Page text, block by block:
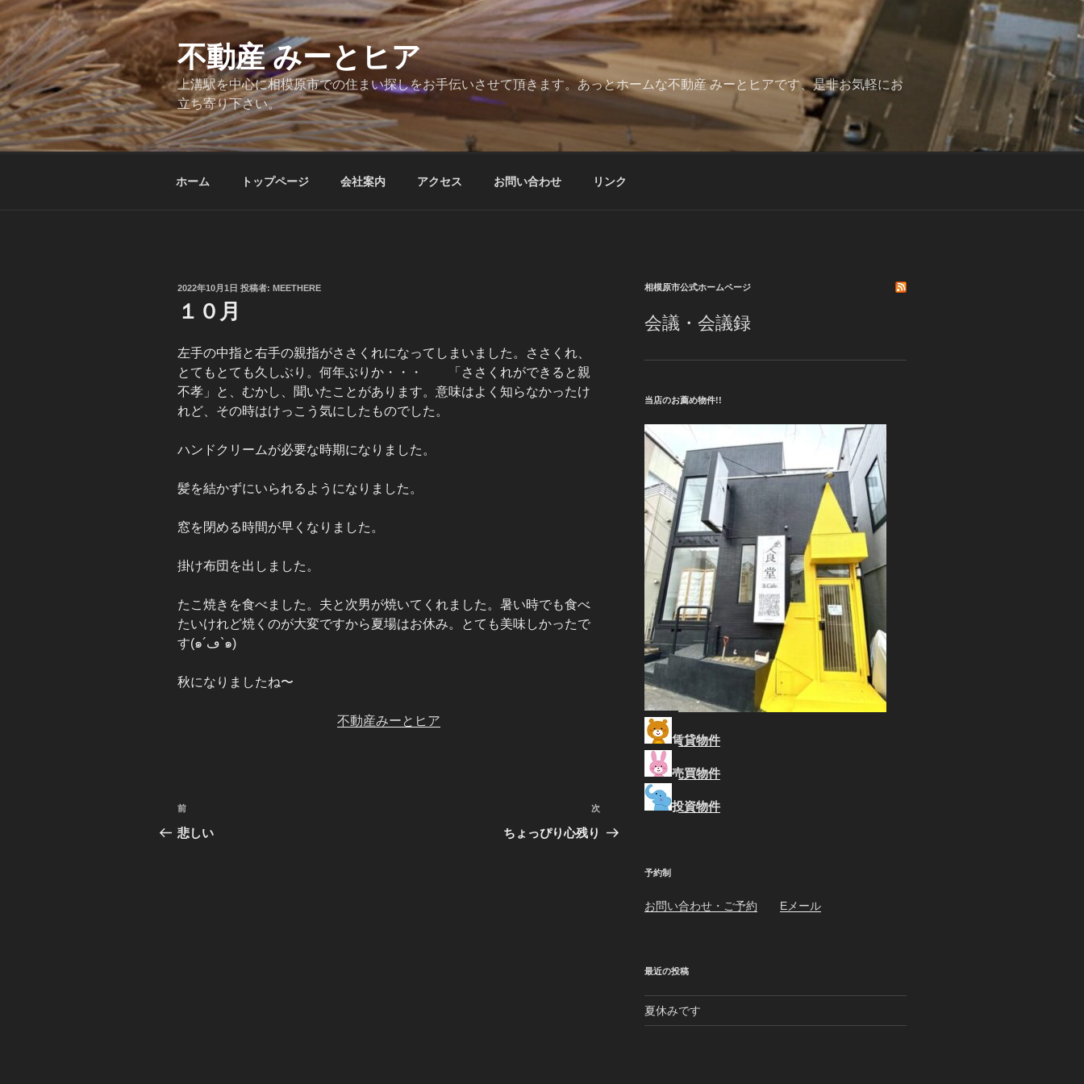
コ
ン
テ
ン
ツ
へ
ス
キ
不動産 みーとヒア
上溝駅を中心に相模原市での住まい探しをお手伝いさせて頂きます。あっとホームな不動産 みーとヒアです、是非お気軽にお
立ち寄り下さい。
ホーム トップページ 会社案内 アクセス お問い合わせ リンク
投
日:
2022年10月1日 投稿者: MEETHERE
１０月
左手の中指と右手の親指がささくれになってしまいました。ささくれ、
とてもとても久しぶり。何年ぶりか・・・ 「ささくれができると親
不孝」と、むかし、聞いたことがあります。意味はよく知らなかったけ
れど、その時はけっこう気にしたものでした。
ハンドクリームが必要な時期になりました。
髪を結かずにいられるようになりました。
窓を閉める時間が早くなりました。
掛け布団を出しました。
たこ焼きを食べました。夫と次男が焼いてくれました。暑い時でも食べ
たいけれど焼くのが大変ですから夏場はお休み。とても美味しかったで
す(๑´ڡ`๑)
秋になりましたね〜
不動産みーとヒア
投
稿
前
の
前
悲しい
次
の
次
ちょっぴり心残り
相模原市公式ホームページ
会議・会議録
当店のお薦め物件!!
賃貸物件
売買物件
投資物件
予約制
お問い合わせ・ご予約 Eメール
最近の投稿
夏休みです